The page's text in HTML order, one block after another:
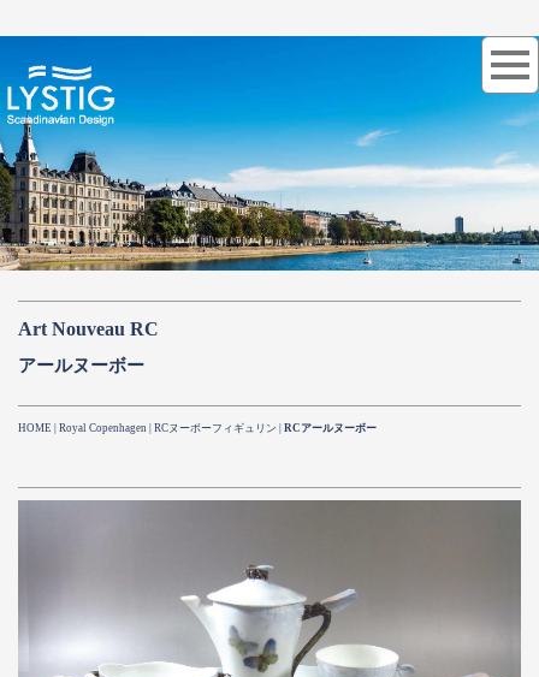
Art Nouveau RC
アールヌーボー
HOME Royal Copenhagen | RCヌーボーフィギュリン | RCアールヌーボー